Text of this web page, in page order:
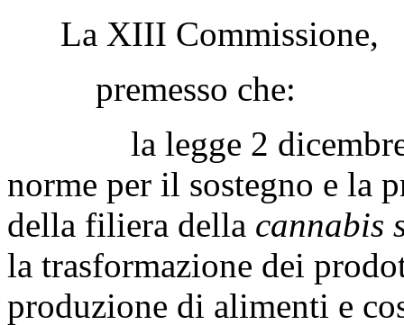
La XIII Commissione,
premesso che:
la legge 2 dicembre
norme per il sostegno e la
della filiera della cannabis
la trasformazione dei
produzione di alimenti e